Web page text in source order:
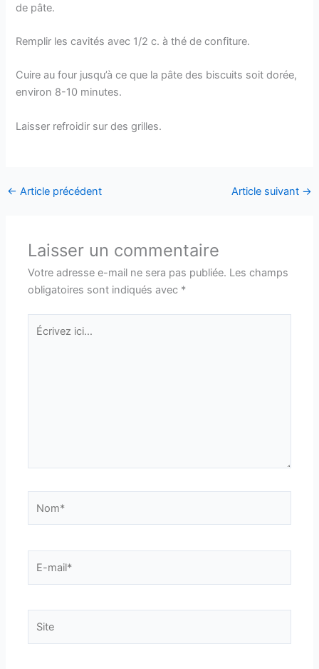
de pâte.
Remplir les cavités avec 1/2 c. à thé de confiture.
Cuire au four jusqu’à ce que la pâte des biscuits soit dorée,
environ 8-10 minutes.
Laisser refroidir sur des grilles.
← Article précédent Article suivant →
Laisser un commentaire
Votre adresse e-mail ne sera pas publiée. Les champs
obligatoires sont indiqués avec *
Écrivez
ici…
mail*